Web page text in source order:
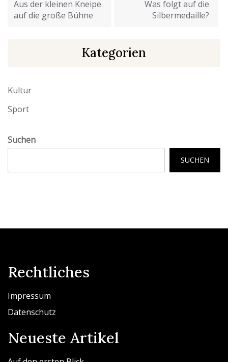
Aus der kleinen Kneipe
auf die große Bühne
Was folgt auf die
Silbermedaille?
Kategorien
Kultur
Sport
Suchen
SUCHEN
Rechtliches
Impressum
Datenschutz
Neueste Artikel